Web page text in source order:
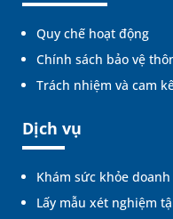
Quy chế hoạt động
Chính sách bảo vệ
Trách nhiệm và cam
Dịch vụ
Khám sức khỏe
Lấy mẫu xét nghiệm